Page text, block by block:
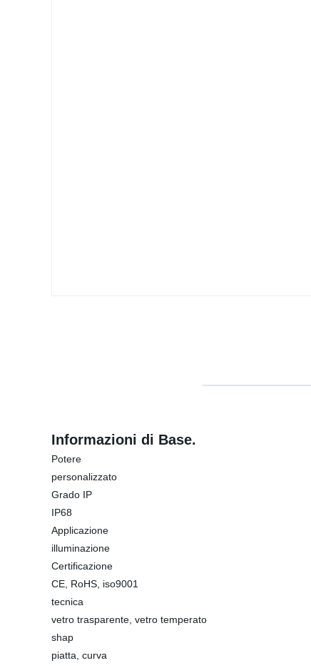
Informazioni di Base.
Potere
personalizzato
Grado IP
IP68
Applicazione
illuminazione
Certificazione
CE, RoHS, iso9001
tecnica
vetro trasparente, vetro temperato
shap
piatta, curva